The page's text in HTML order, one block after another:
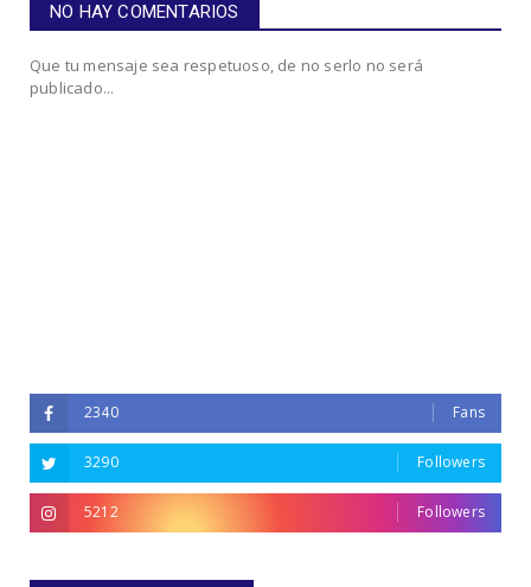
NO HAY COMENTARIOS
Que tu mensaje sea respetuoso, de no serlo no será
publicado...
2340 Fans
3290 Followers
5212 Followers